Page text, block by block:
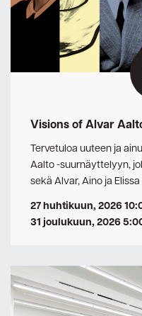
Visions of Alvar
Tervetuloa uuteen ja
Aalto -suurnäyttelyyn,
sekä Alvar, Aino ja
27 huhtikuun, 2026
31 joulukuun, 2026